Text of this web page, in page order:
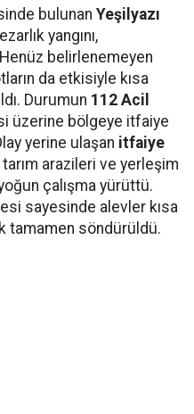
bulunan Yeşilyazı
yangını,
belirlenemeyen
da etkisiyle kısa
Durumun 112 Acil
üzerine bölgeye itfaiye
yerine ulaşan itfaiye
tarım arazileri ve yerleşim
çalışma yürüttü.
sayesinde alevler kısa
tamamen söndürüldü.